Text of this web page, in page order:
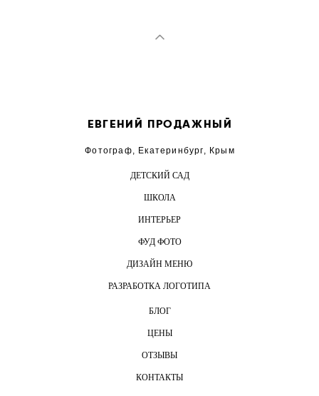
ЕВГЕНИЙ ПРОДАЖНЫЙ
Фотограф, Екатеринбург, Крым
ДЕТСКИЙ САД
ШКОЛА
ИНТЕРЬЕР
ФУД ФОТО
ДИЗАЙН МЕНЮ
РАЗРАБОТКА ЛОГОТИПА
БЛОГ
ЦЕНЫ
ОТЗЫВЫ
КОНТАКТЫ